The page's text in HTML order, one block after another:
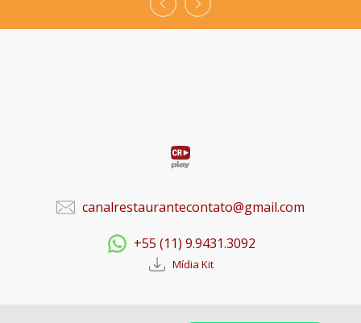
canalrestaurantecontato@gmail.com
+55 (11) 9.9431.3092
Mídia Kit